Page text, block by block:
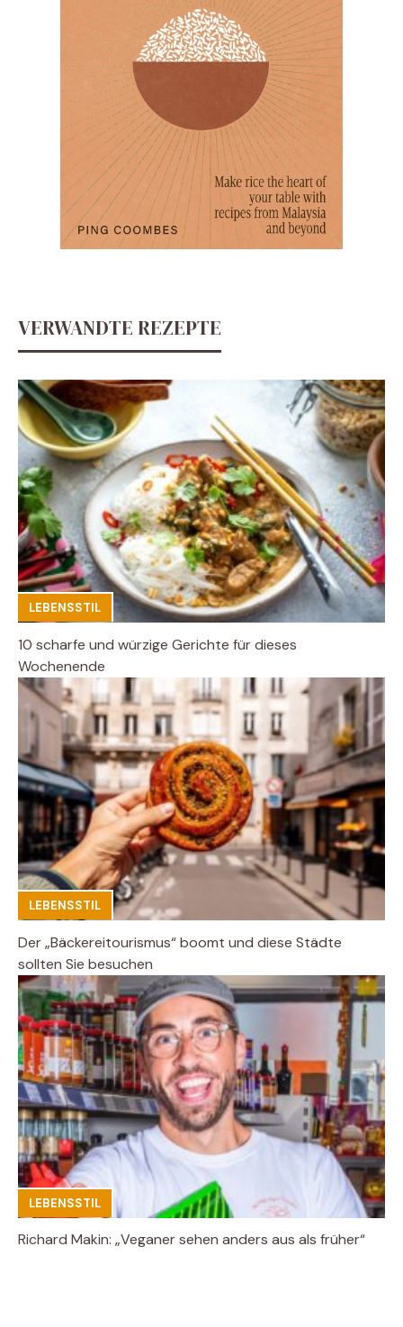
VERWANDTE REZEPTE
LEBENSSTIL
10 scharfe und würzige Gerichte für dieses
Wochenende
LEBENSSTIL
Der „Bäckereitourismus“ boomt und diese Städte
sollten Sie besuchen
LEBENSSTIL
Richard Makin: „Veganer sehen anders aus als früher“